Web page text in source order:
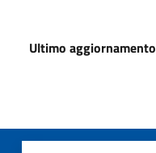
Ultimo aggiornamento